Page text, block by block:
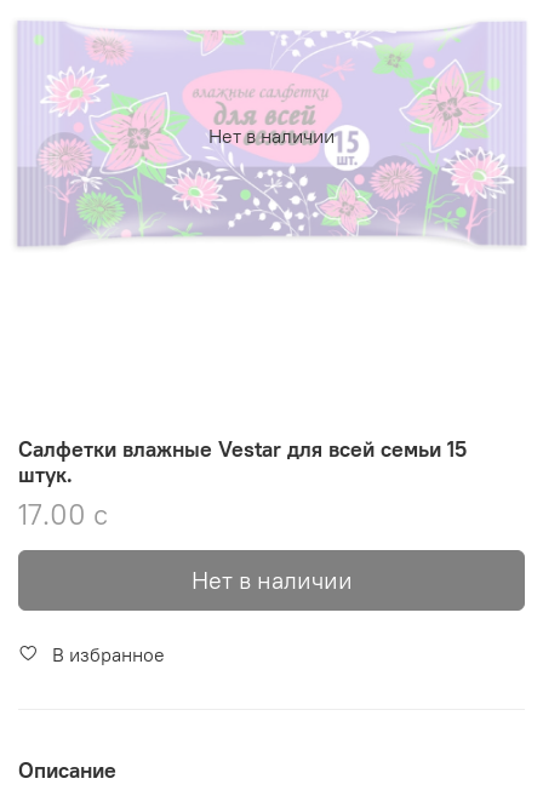
Нет в наличии
Салфетки влажные Vestar для всей семьи 15
штук.
17.00 с
Нет в наличии
В избранное
Описание